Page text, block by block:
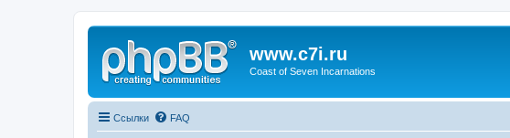
www.c7i.ru
Coast of Seven Incarnations
Ссылки FAQ